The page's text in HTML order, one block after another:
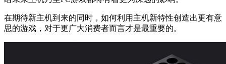
在期待新主机到来的同时，如何利用主机新特性创造出更有意
思的游戏，对于更广大消费者而言才是最重要的。